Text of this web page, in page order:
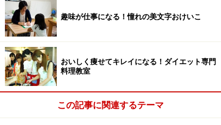
趣味が仕事になる！憧れの美文字おけいこ
おいしく痩せてキレイになる！ダイエット専門
料理教室
この記事に関連するテーマ